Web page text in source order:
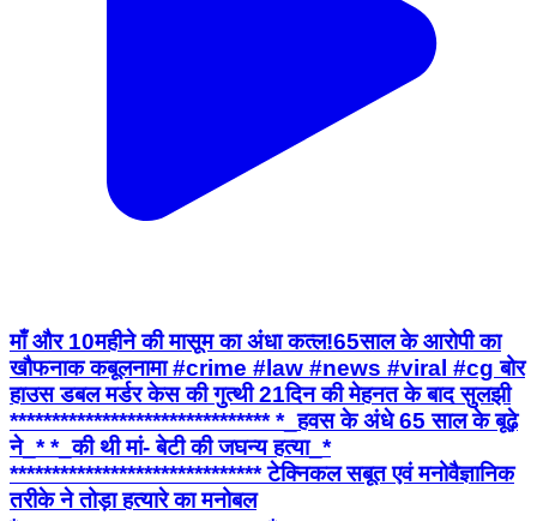
माँ और 10महीने की मासूम का अंधा कत्ल!65साल के आरोपी का
खौफनाक कबूलनामा #crime #law #news #viral #cg बोर
हाउस डबल मर्डर केस की गुत्थी 21दिन की मेहनत के बाद सुलझी
******************************* *_हवस के अंधे 65 साल के बूढ़े
ने_* *_की थी मां- बेटी की जघन्य हत्या_*
****************************** टेक्निकल सबूत एवं मनोवैज्ञानिक
तरीके ने तोड़ा हत्यारे का मनोबल